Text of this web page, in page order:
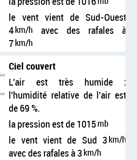
le vent vient de Sud-Ouest
4km/h
avec des rafales à
7km/h
Ciel couvert
L'air est très humide :
l'humidité relative de l'air est
de 69 %.
la pression est de 1015mb
le vent vient de Sud 3km/h
avec des rafales à 3km/h